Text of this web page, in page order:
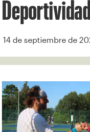
14 de septiembre de